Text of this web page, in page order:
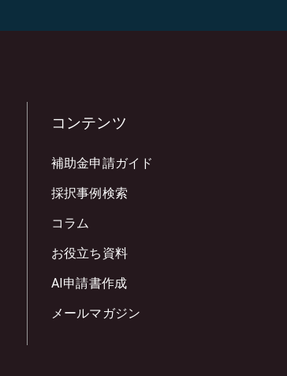
コンテンツ
補助金申請ガイド
採択事例検索
コラム
お役立ち資料
AI申請書作成
メールマガジン